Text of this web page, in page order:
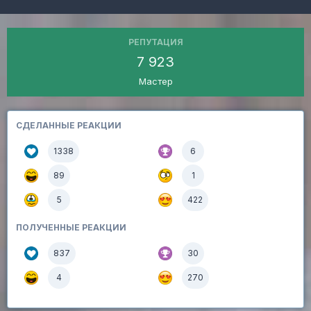
РЕПУТАЦИЯ
7 923
Мастер
СДЕЛАННЫЕ РЕАКЦИИ
1338 6
89 1
5 422
ПОЛУЧЕННЫЕ РЕАКЦИИ
837 30
4 270